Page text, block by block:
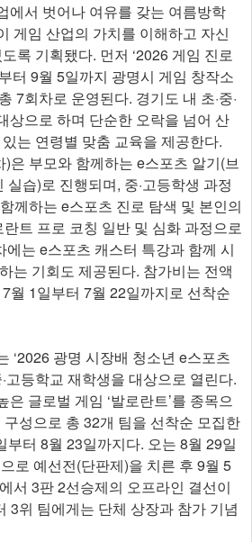
에서 벗어나 여유를 갖는 여름방학
게임 산업의 가치를 이해하고 자신
록 기획됐다. 먼저 ‘2026 게임 진로
터 9월 5일까지 광명시 게임 창작소
7회차로 운영된다. 경기도 내 초·중·
상으로 하며 단순한 오락을 넘어 산
는 연령별 맞춤 교육을 제공한다.
은 부모와 함께하는 e스포츠 알기(브
습)로 진행되며, 중·고등학생 과정
께하는 e스포츠 진로 탐색 및 본인의
트 프로 코칭 일반 및 심화 과정으로
에는 e스포츠 캐스터 특강과 함께 시
는 기회도 제공된다. 참가비는 전액
월 1일부터 7월 22일까지로 선착순
‘2026 광명 시장배 청소년 e스포츠
고등학교 재학생을 대상으로 열린다.
글로벌 게임 ‘발로란트’를 종목으
성으로 총 32개 팀을 선착순 모집한
부터 8월 23일까지다. 오는 8월 29일
로 예선전(단판제)을 치른 후 9월 5
서 3판 2선승제의 오프라인 결선이
3위 팀에게는 단체 상장과 참가 기념